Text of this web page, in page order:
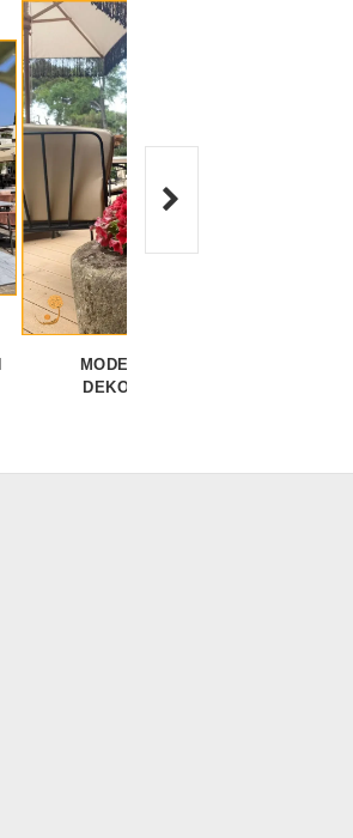
MODERN BAHÇE
DEKORASYONU